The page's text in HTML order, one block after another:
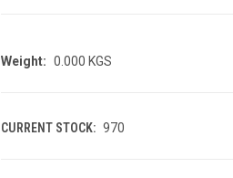
Weight: 0.000 KGS
CURRENT STOCK: 970